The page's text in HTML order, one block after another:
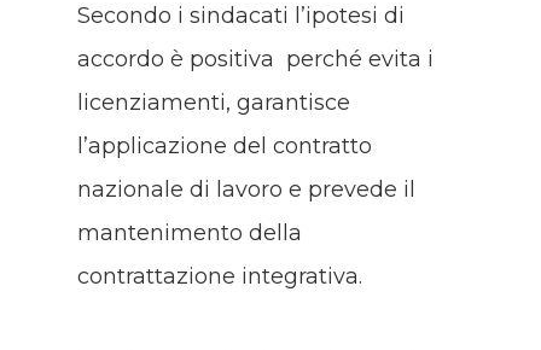
Secondo i sindacati l’ipotesi di
accordo è positiva perché evita i
licenziamenti, garantisce
l’applicazione del contratto
nazionale di lavoro e prevede il
mantenimento della
contrattazione integrativa.